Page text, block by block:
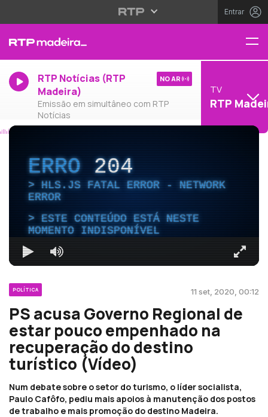
Entrar
RTP Notícias (RTP
Madeira)
Emissão em simultâneo com RTP
Notícias
NO AR
TV
RTP
ERRO204
HLS.JS FATAL ERROR - NETWORK
ERROR
ESTE CONTEÚDO ESTÁ NESTE
MOMENTO INDISPONÍVEL
POLÍTICA 11 set, 2020, 00:12
PS acusa Governo Regional de
estar pouco empenhado na
recuperação do destino
turístico (Vídeo)
Num debate sobre o setor do turismo, o líder socialista,
Paulo Cafôfo, pediu mais apoios à manutenção dos postos
de trabalho e mais promoção do destino Madeira.